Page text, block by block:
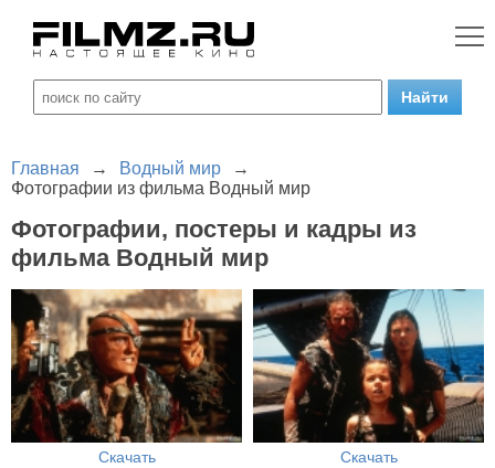
Главная → Водный мир
→
Фотографии из фильма Водный мир
Фотографии, постеры и кадры из
фильма Водный мир
Скачать Скачать